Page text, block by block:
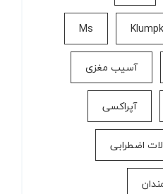
Ms
آسیب مغزی
آپراکسی
اضطرابی